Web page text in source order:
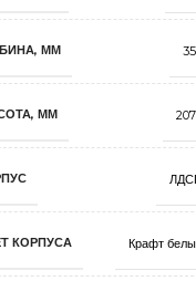
ММ
ММ
КОРПУСА Крафт